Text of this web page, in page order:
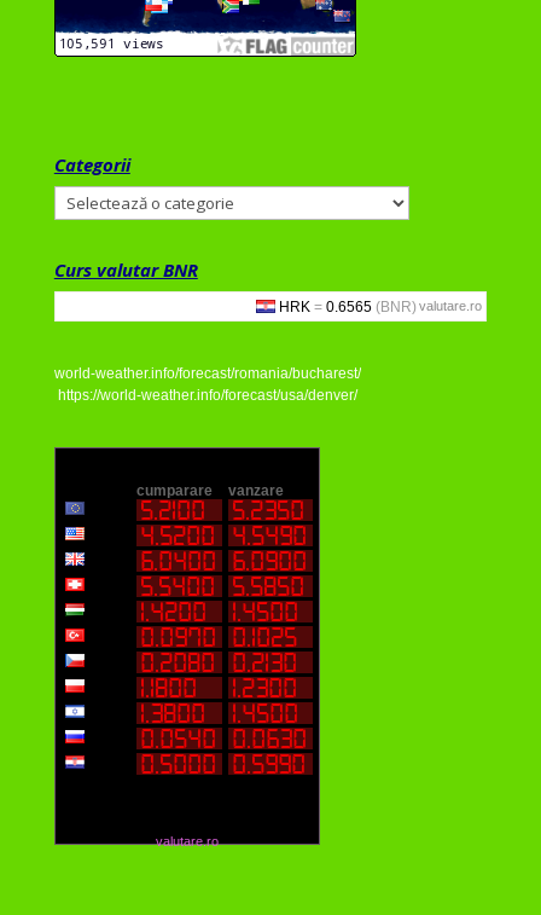
Categorii
Categorii
Curs valutar BNR
valutare.ro
world-weather.info/forecast/romania/bucharest/
https://world-weather.info/forecast/usa/denver/
valutare.ro